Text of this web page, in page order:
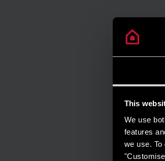
This
We use
features
we use.